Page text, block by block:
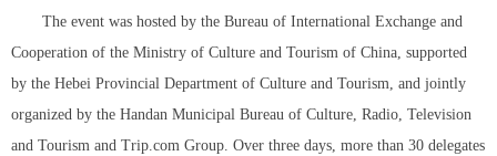
The event was hosted by the Bureau of International Exchange and
Cooperation of the Ministry of Culture and Tourism of China, supported
by the Hebei Provincial Department of Culture and Tourism, and jointly
organized by the Handan Municipal Bureau of Culture, Radio, Television
and Tourism and Trip.com Group. Over three days, more than 30 delegates